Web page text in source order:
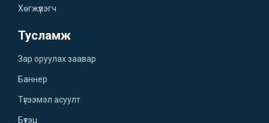
Хөгжүүлэгч
Тусламж
Зар оруулах заавар
Баннер
Түгээмэл асуулт
Бүтэц